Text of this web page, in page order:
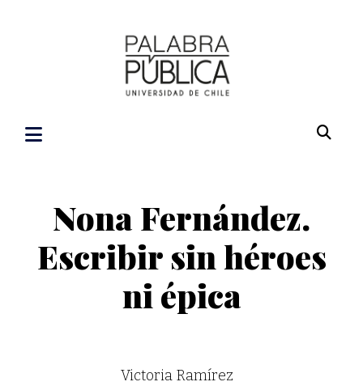
Nona Fernández.
Escribir sin héroes
ni épica
Victoria Ramírez